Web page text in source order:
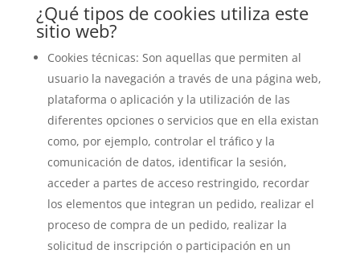
¿Qué tipos de cookies utiliza este
sitio web?
Cookies técnicas: Son aquellas que permiten al
usuario la navegación a través de una página web,
plataforma o aplicación y la utilización de las
diferentes opciones o servicios que en ella existan
como, por ejemplo, controlar el tráfico y la
comunicación de datos, identificar la sesión,
acceder a partes de acceso restringido, recordar
los elementos que integran un pedido, realizar el
proceso de compra de un pedido, realizar la
solicitud de inscripción o participación en un